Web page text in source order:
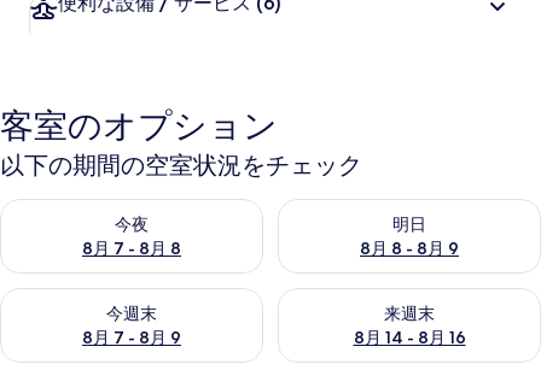
客室のオプション
以下の期間の空室状況をチェック
今夜
8月 7 - 8月 8
今夜 8月 7 - 8月 8 の空室状況をチェック
明日
8月 8 - 8月 9
明日 8月 8 - 8月 9 の空室状況
今週末
8月 7 - 8月 9
今週末 8月 7 - 8月 9 の空室状況をチェック
来週末
8月 14 - 8月 16
来週末 8月 14 - 8月 16 の空室